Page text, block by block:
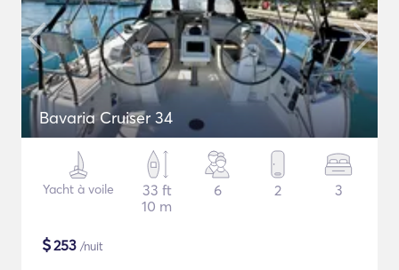
Bavaria Cruiser 34
Yacht à voile
33 ft
10 m
6 2 3
$253 /nuit